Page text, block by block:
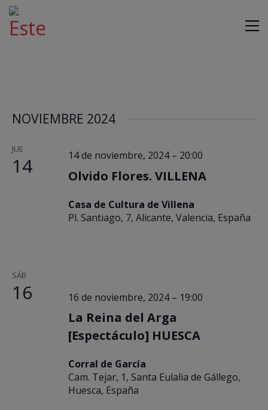
NOVIEMBRE 2024
JUE
14 14 de noviembre, 2024 – 20:00
Olvido Flores. VILLENA
Casa de Cultura de Villena
Pl. Santiago, 7, Alicante, Valencia, España
SÁB
16 16 de noviembre, 2024 – 19:00
La Reina del Arga
[Espectáculo] HUESCA
Corral de García
Cam. Tejar, 1, Santa Eulalia de Gállego,
Huesca, España